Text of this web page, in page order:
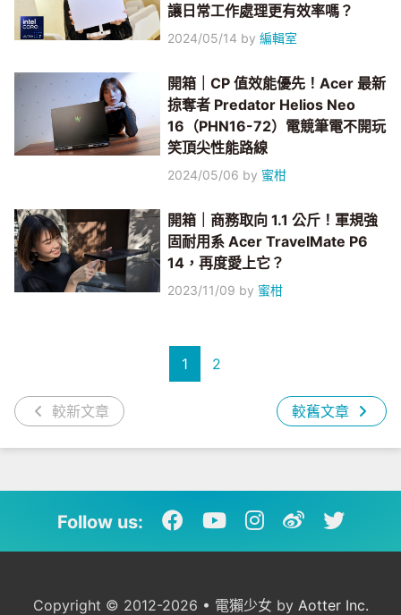
讓日常工作處理更有效率嗎？
2024/05/14 by編輯室
開箱｜CP 值效能優先！Acer 最新
掠奪者 Predator Helios Neo
16（PHN16-72）電競筆電不開玩
笑頂尖性能路線
2024/05/06 by 蜜柑
開箱｜商務取向 1.1 公斤！軍規強
固耐用系 Acer TravelMate P6
14，再度愛上它？
2023/11/09 by 蜜柑
較新文章
1 2
較舊文章
Follow us:
Copyright © 2012-2026 • 電獺少女 by Aotter Inc.